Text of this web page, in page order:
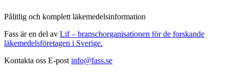
Pålitlig och komplett läkemedelsinformation
Fass är en del av Lif – branschorganisationen för de forskande
läkemedelsföretagen i Sverige.
Kontakta oss E-post info@fass.se